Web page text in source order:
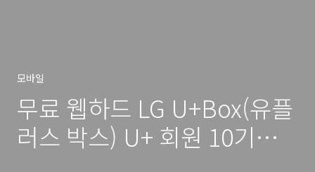
모바일
무료 웹하드 LG U+Box(유플
러스 박스) U+ 회원 10기가